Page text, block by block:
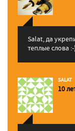
Salat, да
теплые слова :-
SALAT
10